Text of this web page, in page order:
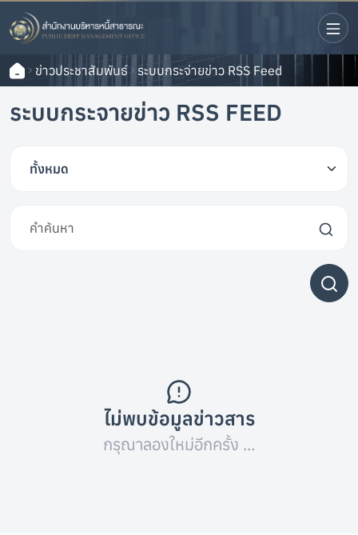
ข่าวประชาสัมพันธ์ ระบบกระจ่ายข่าว RSS Feed
ระบบกระจายข่าว RSS FEED
ไม่พบข้อมูลข่าวสาร
กรุณาลองใหม่อีกครั้ง ...